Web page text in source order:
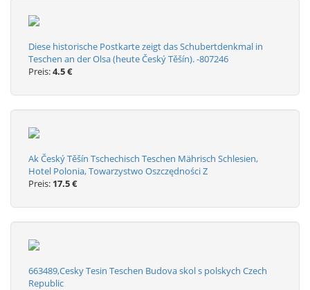
Diese historische Postkarte zeigt das Schubertdenkmal in
Teschen an der Olsa (heute Český Těšín). -807246
Preis:4.5 €
Ak Český Těšín Tschechisch Teschen Mährisch Schlesien,
Hotel Polonia, Towarzystwo Oszczędności Z
Preis: 17.5 €
663489,Cesky Tesin Teschen Budova skol s polskych Czech
Republic